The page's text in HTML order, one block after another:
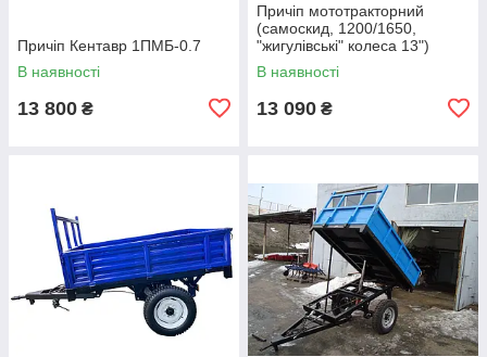
Причіп Кентавр 1ПМБ-0.7
В наявності
13 800 ₴
Причіп мототракторний
(самоскид, 1200/1650,
"жигулівські" колеса 13")
В наявності
13 090 ₴